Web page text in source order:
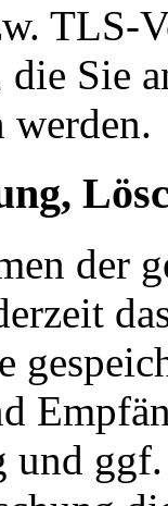
TLS-
die Sie
werden.
der
und